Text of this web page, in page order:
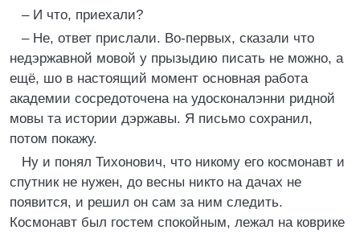
– И что, приехали?
– Не, ответ прислали. Во-первых, сказали что
недэржавной мовой у прызыдию писать не можно, а
ещё, шо в настоящий момент основная работа
академии сосредоточена на удосконалэнни ридной
мовы та истории дэржавы. Я письмо сохранил,
потом покажу.
Ну и понял Тихонович, что никому его космонавт и
спутник не нужен, до весны никто на дачах не
появится, и решил он сам за ним следить.
Космонавт был гостем спокойным, лежал на коврике